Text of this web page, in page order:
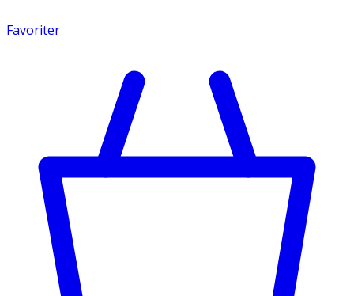
Favoriter